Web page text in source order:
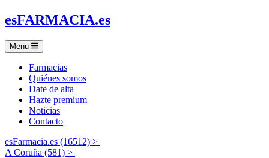
esFARMACIA.es
Menu
Farmacias
Quiénes somos
Date de alta
Hazte premium
Noticias
Contacto
esFarmacia.es (16512) >
A Coruña (581) >